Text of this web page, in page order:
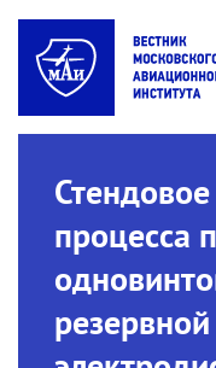
процесса
резервной